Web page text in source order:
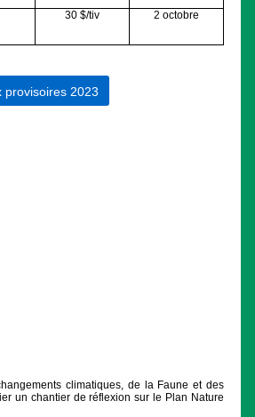
30 $/tiv 2 octobre
provisoires 2023
climatiques, de la Faune et des
un chantier de réflexion sur le Plan Nature